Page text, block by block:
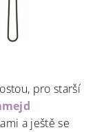
pro starší
a ještě se